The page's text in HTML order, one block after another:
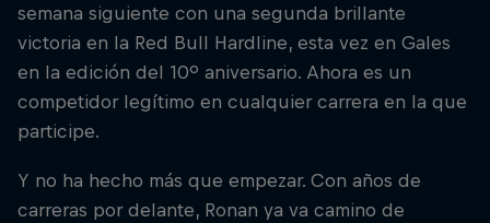
semana siguiente con una segunda brillante
victoria en la Red Bull Hardline, esta vez en Gales
en la edición del 10º aniversario. Ahora es un
competidor legítimo en cualquier carrera en la que
participe.
Y no ha hecho más que empezar. Con años de
carreras por delante, Ronan ya va camino de